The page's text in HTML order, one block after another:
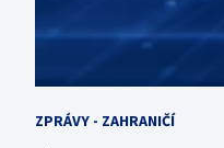
ZPRÁVY - ZAHRANIČÍ